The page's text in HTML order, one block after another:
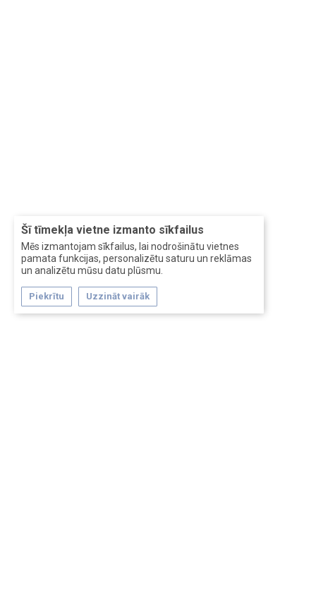
Šī tīmekļa vietne izmanto sīkfailus
Mēs izmantojam sīkfailus, lai nodrošinātu vietnes
pamata funkcijas, personalizētu saturu un reklāmas
un analizētu mūsu datu plūsmu.
Piekrītu Uzzināt vairāk